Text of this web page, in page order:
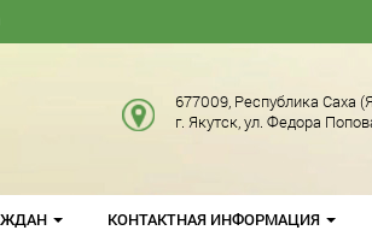
677009, Республика Саха
г. Якутск, ул. Федора
КОНТАКТНАЯ ИНФОРМАЦИЯ